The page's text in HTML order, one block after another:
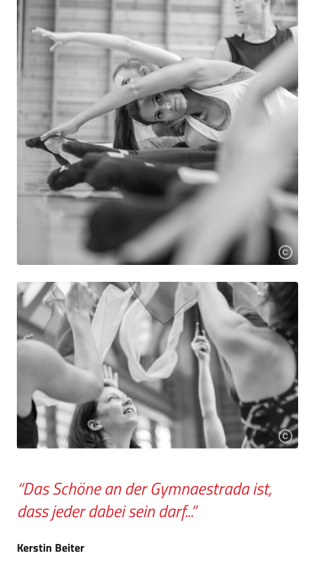
“Das Schöne an der Gymnaestrada ist,
dass jeder dabei sein darf...”
Kerstin Beiter